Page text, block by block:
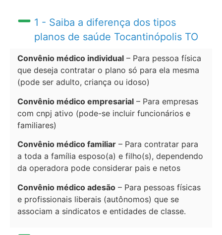
1 - Saiba a diferença dos tipos
planos de saúde Tocantinópolis TO
Convênio médico individual – Para pessoa física
que deseja contratar o plano só para ela mesma
(pode ser adulto, criança ou idoso)
Convênio médico empresarial – Para empresas
com cnpj ativo (pode-se incluir funcionários e
familiares)
Convênio médico familiar – Para contratar para
a toda a família esposo(a) e filho(s), dependendo
da operadora pode considerar pais e netos
Convênio médico adesão – Para pessoas físicas
e profissionais liberais (autônomos) que se
associam a sindicatos e entidades de classe.